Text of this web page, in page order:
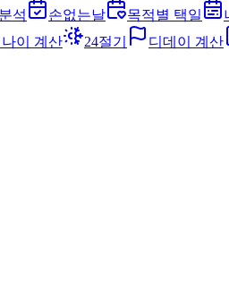
석 손없는날 목적별 택일
나이 계산 24절기 디데이 계산